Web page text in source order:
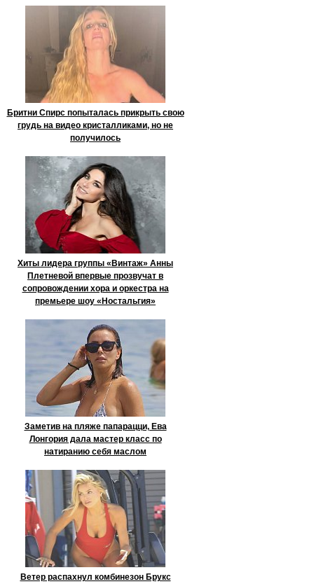
Бритни Спирс попыталась прикрыть свою
грудь на видео кристалликами, но не
получилось
Хиты лидера группы «Винтаж» Анны
Плетневой впервые прозвучат в
сопровождении хора и оркестра на
премьере шоу «Ностальгия»
Заметив на пляже папарацци, Ева
Лонгория дала мастер класс по
натиранию себя маслом
Ветер распахнул комбинезон Брукс